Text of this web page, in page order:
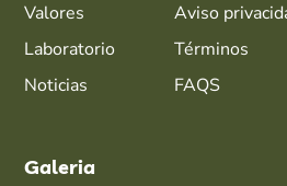
Valores
Laboratorio
Noticias
Aviso
Términos
FAQS
Galeria